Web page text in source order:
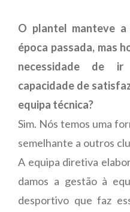
O plantel manteve
época passada, mas
necessidade de
capacidade de
equipa técnica?
Sim. Nós temos uma
semelhante a outros
A equipa diretiva
damos a gestão à
desportivo que faz